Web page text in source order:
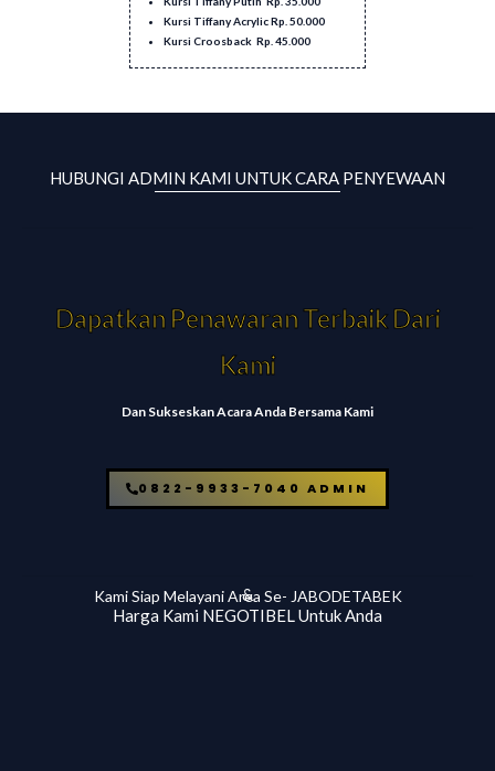
Kursi Tiffany Acrylic Rp. 50.000
Kursi Croosback Rp. 45.000
HUBUNGI ADMIN KAMI UNTUK CARA PENYEWAAN
Dapatkan Penawaran Terbaik Dari
Kami
Dan Sukseskan Acara Anda Bersama Kami
0822-9933-7040 ADMIN
Kami Siap Melayani Area Se- JABODETABEK
&
Harga Kami NEGOTIBEL Untuk Anda